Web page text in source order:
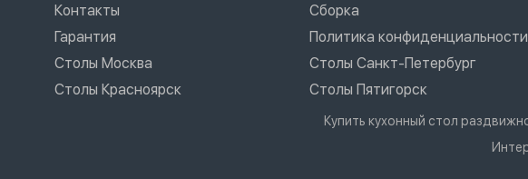
Контакты
Сборка
Гарантия
Политика конфиденциальности
Столы Москва
Столы Санкт-Петербург
Столы Красноярск
Столы Пятигорск
Купить кухонный стол